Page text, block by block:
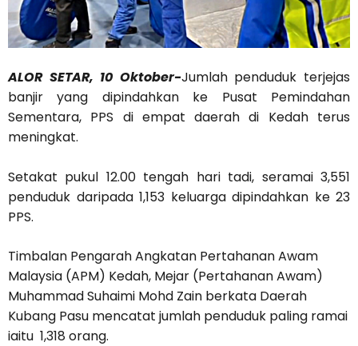
ALOR SETAR, 10 Oktober-Jumlah penduduk terjejas
banjir yang dipindahkan ke Pusat Pemindahan
Sementara, PPS di empat daerah di Kedah terus
meningkat.
Setakat pukul 12.00 tengah hari tadi, seramai 3,551
penduduk daripada 1,153 keluarga dipindahkan ke 23
PPS.
Timbalan Pengarah Angkatan Pertahanan Awam
Malaysia (APM) Kedah, Mejar (Pertahanan Awam)
Muhammad Suhaimi Mohd Zain berkata Daerah
Kubang Pasu mencatat jumlah penduduk paling ramai
iaitu 1,318 orang.